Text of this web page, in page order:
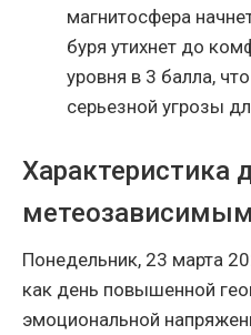
магнитосфера
буря утихнет до
уровня в 3 балла,
серьезной угрозы
Характеристика
Понедельник, 23 марта
как день повышенной
эмоциональной